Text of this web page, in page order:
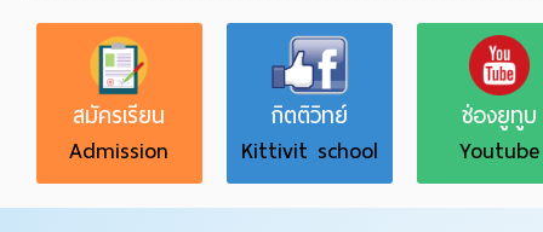
สมัครเรียน
Admission
กิตติวิทย์
Kittivit school
ช่องยูทูบ
Youtube